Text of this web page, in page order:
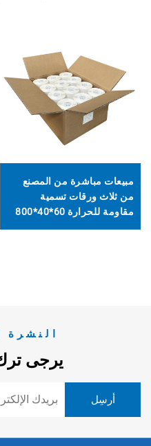
مبيعات مباشرة من المصنع
من ثلاث ورقات تسمية
مقاومة للحرارة 60*40*800
النشرة
يرجى